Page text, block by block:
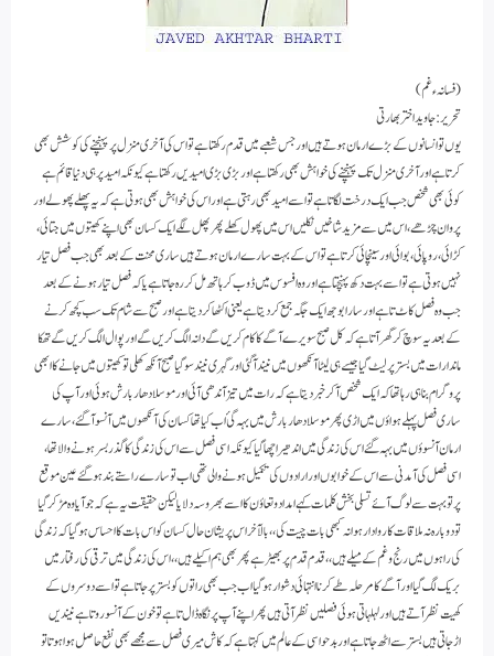
(فسانہء غم )
تحریر: جاوید اختر بھارتی
یوں تو انسانوں کے بڑے ارمان ہوتے ہیں اور جس شعبے میں قدم رکھتا ہے تو اس کی آخری منزل پر پہنچنے کی کوشش بھی
کرتاہے اور آخری منزل تک پہنچنے کی خواہش بھی رکھتا ہے اور بڑی بڑی امیدیں رکھتا ہے کیونکہ امید پر ہی دنیا قائم ہے
کوئی بھی شخص جب ایک درخت لگاتا ہے تو اسے امید بھی رہتی ہے اور اس کی خواہش بھی ہوتی ہے کہ یہ پھلے پھولے اور
پروان چڑھے، اس میں سے مزید شاخیں نکلیں اس میں پھول کھلے پھر پھل لگے ایک کسان بھی اپنے کھیتوں میں جتائی،
کڑائی، روپائی، بوائی اور سینچائی کرتا ہے تو اس کے بہت سارے ارمان ہوتے ہیں ساری محنت کے بعد بھی جب فصل تیار
نہیں ہوتی ہے تو اسے بہت دکھ پہنچتا ہے اور وہ افسوس میں ڈوب کر ہاتھ مل کر رہ جاتا ہے یاکہ فصل تیار ہونے کے بعد
جب وہ فصل کاٹ تا ہے اور سارا بوجھ ایک جگہ جمع کر دیتا ہے یعنی اکٹھا کردیتاہے اور صبح سے شام تک سب کچھ کرنے
کے بعد یہ سوچ کر گھر آتا ہے کہ کل صبح سویرے آگے کا کام کریں گے دانہ الگ کریں گے اور پوال الگ کریں گے تھکا
ماندا رات میں بستر پر لیٹ گیا جیسے ہی لیٹا آنکھوں میں نیند آگئی اور گہری نیند سو گیا صبح آنکھ کھلی تو کھیتوں میں جانے کا ابھی
پروگرام بنا ہی رہا تھا کہ ایک شخص آکر خبر دیتا ہے کہ رات میں تیز آندھی آئی اور موسلا دھار بارش ہوئی اور آپ کی
ساری فصل پہلے ہواؤں میں اڑی پھر موسلا دھار بارش میں بہہ گئ اب کیا تھا کسان کی آنکھوں میں آنسو آگئے، سارے
ارمان آنسوؤں میں بہہ گئے اس کی زندگی میں اندھیرا چھا گیا کیونکہ اسی فصل سے اس کی زندگی کا گذر بسر ہونے والا تھا،
اسی فصل کی آمدنی سے اس کے خوابوں اور ارادوں کی تکمیل ہونے والی تھی اب تو سارے راستے بند ہو گئے عین موقع
پر تو بہت سے لوگ آئے تسلی بخش کلمات کہے امداد و تعاؤن کا اسے بھروسہ دلایا لیکن حقیقت یہ ہے کہ جو آیا وہ مڑکر گیا
تو دوبارہ نہ ملاقات کا روادار ہوا نہ کبھی بات چیت کی،، بالآخر اس پریشان حال کسان کو اس بات کا احساس ہوگیا کہ زندگی
کی راہوں میں رنج و غم کے میلے ہیں،، قدم قدم پر بھیڑ ہے پھر بھی ہم اکیلے ہیں،، اس کی زندگی میں ترقی کی رفتار میں
بریک لگ گیا اور آگے کا مرحلہ طے کرنا انتہائی دشوار ہوگیا اب جب بھی راتوں کو بستر پر جاتاہے تو اسے دوسروں کے
کھیت نظر آتے ہیں اور لہلہاتی ہوئی فصلیں نظر آتی ہیں پھر اپنے آپ پر نگاہ ڈال تا ہے تو خون کے آنسو روتا ہے نیندیں
اڑجاتی ہیں بستر سے اٹھ جاتاہے اور بدحواسی کے عالم میں کہتا ہے کہ کاش میری فصل سے مجھے بھی نفع حاصل ہوا ہوتا تو